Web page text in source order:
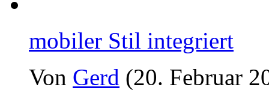
mobiler Stil integriert
Von Gerd (20. Februar